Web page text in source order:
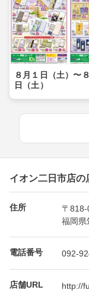
８月１日（土）〜
日（土）
イオン二日市店の
住所
〒818-
福岡県
電話番号 092-
店舗URL http://